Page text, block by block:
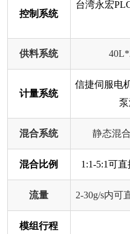
控制系统
台湾永宏
供料系统
计量系统
信捷伺服电
混合系统 静态混
混合比例 1:1-5:1可
流量 2-30g/s内可
模组行程